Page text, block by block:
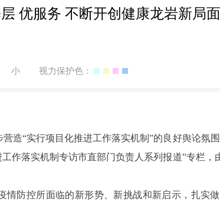
优服务 不断开创健康龙岩新局面
小 视力保护色：
“实行项目化推进工作落实机制”的良好舆论氛
作落实机制专访市直部门负责人系列报道”专栏，
控所面临的新形势、新挑战和新启示，扎实做